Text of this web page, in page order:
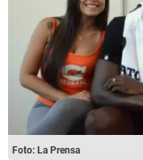
Foto: La Prensa